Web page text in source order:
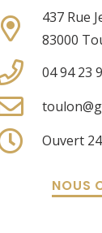
437 Rue
83000
04 94 23
Ouvert
NOUS